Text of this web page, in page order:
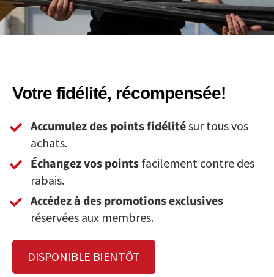
Votre fidélité, récompensée!
Accumulez des points fidélitésur tous vos
achats.
Échangez vos points facilement contre des
rabais.
Accédez à des promotions exclusives
réservées aux membres.
DISPONIBLE BIENTÔT